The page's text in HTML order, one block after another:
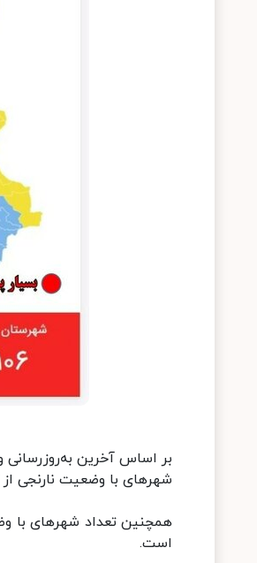
شهرهای با وضعیت نارنجی از ۱۸۴ به ۱۵۶ شهر رسیده است.
است.